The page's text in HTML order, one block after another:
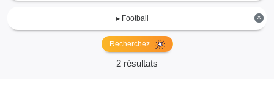
×
▸ Football
Recherchez
2 résultats